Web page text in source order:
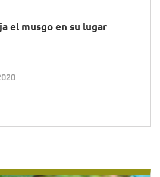
el musgo en su lugar